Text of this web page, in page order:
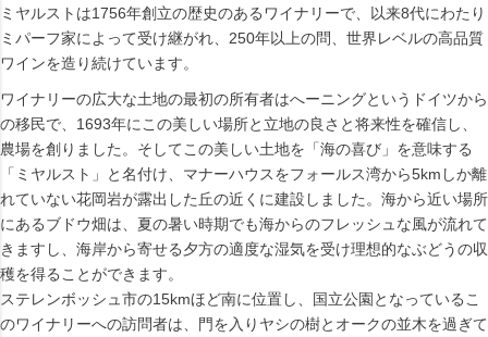
ミヤルストは1756年創立の歴史のあるワイナリーで、以来8代にわたり
ミパーフ家によって受け継がれ、250年以上の問、世界レベルの高品質
ワインを造り続けています。
ワイナリーの広大な土地の最初の所有者はへーニングというドイツから
の移民で、1693年にこの美しい場所と立地の良さと将来性を確信し、
農場を創りました。そしてこの美しい土地を「海の喜び」を意味する
「ミヤルスト」と名付け、マナーハウスをフォールス湾から5kmしか離
れていない花岡岩が露出した丘の近くに建設しました。海から近い場所
にあるブドウ畑は、夏の暑い時期でも海からのフレッシュな風が流れて
きますし、海岸から寄せる夕方の適度な湿気を受け理想的なぶどうの収
穫を得ることができます。
ステレンボッシュ市の15kmほど南に位置し、国立公園となっているこ
のワイナリーへの訪問者は、門を入りヤシの樹とオークの並木を過ぎて